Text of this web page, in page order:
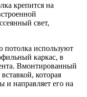
крепится на
свет,
потолка используют
каркас, в
Вмонтированный
которая
и направляет его на